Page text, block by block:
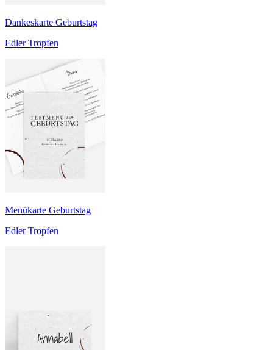
Dankeskarte Geburtstag
Edler Tropfen
Menükarte Geburtstag
Edler Tropfen